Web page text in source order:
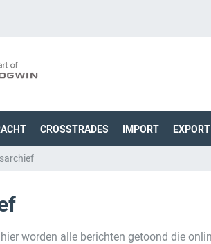
CROSSTRADES IMPORT EXPORT
worden alle berichten getoond die